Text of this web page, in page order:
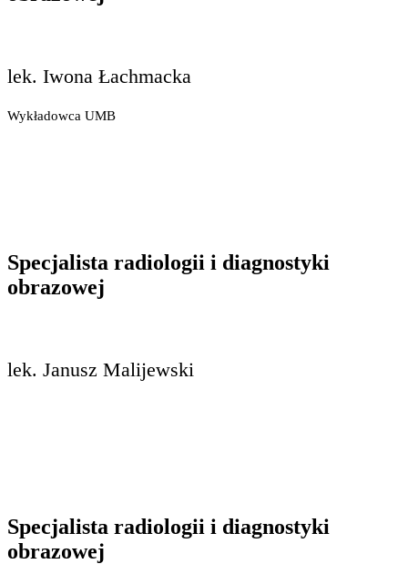
lek. Iwona Łachmacka
Wykładowca UMB
Specjalista radiologii i diagnostyki
obrazowej
lek. Janusz Malijewski
Specjalista radiologii i diagnostyki
obrazowej